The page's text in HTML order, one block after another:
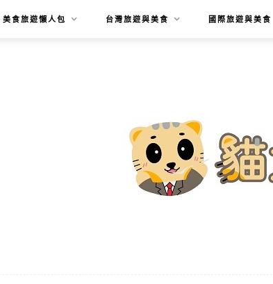
美食旅遊懶人包 台灣旅遊與美食 國際旅遊與美食